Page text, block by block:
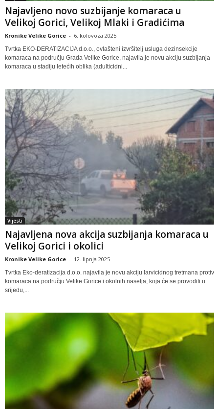
Najavljeno novo suzbijanje komaraca u
Velikoj Gorici, Velikoj Mlaki i Gradićima
Kronike Velike Gorice - 6. kolovoza 2025
Tvrtka EKO-DERATIZACIJA d.o.o., ovlašteni izvršitelj usluga dezinsekcije
komaraca na području Grada Velike Gorice, najavila je novu akciju suzbijanja
komaraca u stadiju letećih oblika (adulticidni...
Vijesti
Najavljena nova akcija suzbijanja komaraca u
Velikoj Gorici i okolici
Kronike Velike Gorice - 12. lipnja 2025
Tvrtka Eko-deratizacija d.o.o. najavila je novu akciju larvicidnog tretmana protiv
komaraca na području Velike Gorice i okolnih naselja, koja će se provoditi u
srijedu,...